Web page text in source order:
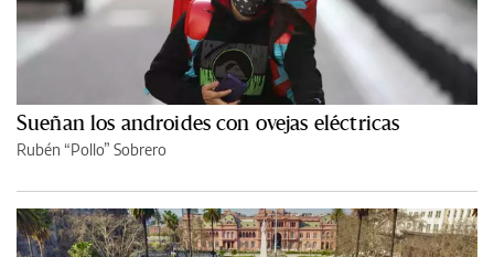
Sueñan los androides con ovejas eléctricas
Rubén “Pollo” Sobrero